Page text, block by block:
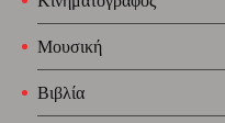
Μουσική
Βιβλία